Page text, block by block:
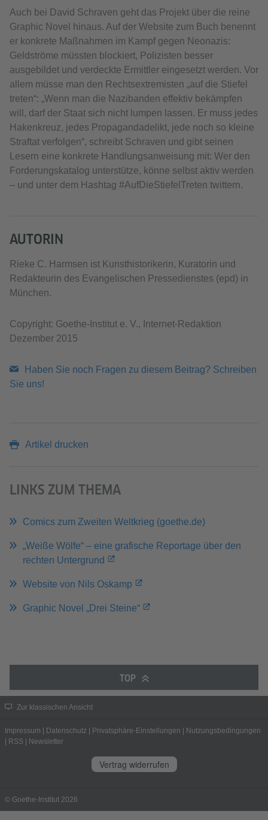
Auch bei David Schraven geht das Projekt über die reine
Graphic Novel hinaus. Auf der Website zum Buch benennt
er konkrete Maßnahmen im Kampf gegen Neonazis:
Geldströme müssten blockiert, Polizisten besser
ausgebildet und verdeckte Ermittler eingesetzt werden. Vor
allem müsse man den Rechtsextremisten „auf die Stiefel
treten“: „Wenn man die Nazibanden effektiv bekämpfen
will, darf der Staat sich nicht lumpen lassen. Er muss jedes
Hakenkreuz, jedes Propagandadelikt, jede noch so kleine
Straftat verfolgen“, schreibt Schraven und gibt seinen
Lesern eine konkrete Handlungsanweisung mit: Wer den
Forderungskatalog unterstütze, könne selbst aktiv werden
– und unter dem Hashtag #AufDieStiefelTreten twittern.
AUTORIN
Rieke C. Harmsen ist Kunsthistorikerin, Kuratorin und
Redakteurin des Evangelischen Pressedienstes (epd) in
München.
Copyright: Goethe-Institut e. V., Internet-Redaktion
Dezember 2015
Haben Sie noch Fragen zu diesem Beitrag? Schreiben
Sie uns!
Artikel drucken
LINKS ZUM THEMA
Comics zum Zweiten Weltkrieg (goethe.de)
„Weiße Wölfe“ – eine grafische Reportage über den
rechten Untergrund
Website von Nils Oskamp
Graphic Novel „Drei Steine“
TOP
Zur klassischen Ansicht
Impressum Datenschutz Privatsphäre-Einstellungen
Nutzungsbedingungen
RSS Newsletter
Vertrag widerrufen
© Goethe-Institut 2026